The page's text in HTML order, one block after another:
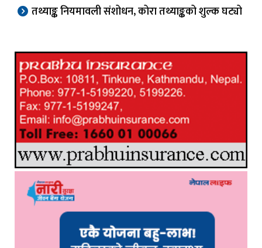
तथ्याङ्क नियमावली संशोधन, कोरा तथ्याङ्कको शुल्क घट्यो